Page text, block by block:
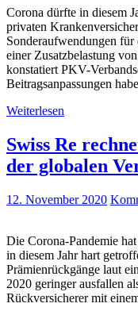
Corona dürfte in diesem
privaten
Sonderaufwendungen
einer Zusatzbelastung
konstatiert PKV-
Beitragsanpassungen
Weiterlesen
Swiss Re
der globalen
12. November 2020
Die Corona-Pandemie
in diesem Jahr hart
Prämienrückgänge laut
2020 geringer ausfallen
Rückversicherer mit